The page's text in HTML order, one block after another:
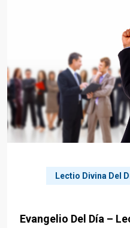
Lectio Divina Del
Evangelio Del Día –